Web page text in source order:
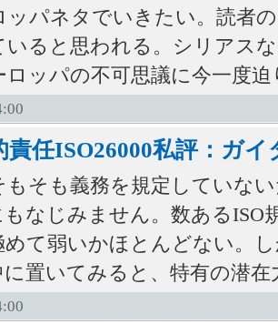
ッパネタでいきたい。読者
いると思われる。シリアス
ロッパの不可思議に今一度
責任ISO26000私評：ガ
もそも義務を規定していな
なじみません。数あるISO
て弱いかほとんどない。
に置いてみると、特有の潜